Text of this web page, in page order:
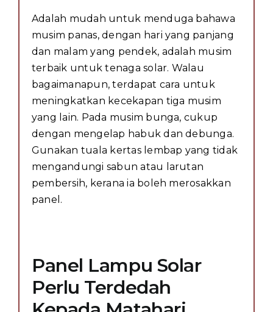
Adalah mudah untuk menduga bahawa
musim panas, dengan hari yang panjang
dan malam yang pendek, adalah musim
terbaik untuk tenaga solar. Walau
bagaimanapun, terdapat cara untuk
meningkatkan kecekapan tiga musim
yang lain. Pada musim bunga, cukup
dengan mengelap habuk dan debunga.
Gunakan tuala kertas lembap yang tidak
mengandungi sabun atau larutan
pembersih, kerana ia boleh merosakkan
panel.
Panel Lampu Solar
Perlu Terdedah